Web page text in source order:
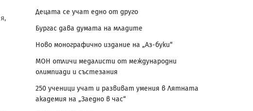
Децата се учат едно от друго
Бургас дава думата на младите
Ново монографично издание на „Аз-буки“
МОН отличи медалисти от международни
олимпиади и състезания
250 ученици учат и развиват умения в Лятната
академия на „Заедно в час“